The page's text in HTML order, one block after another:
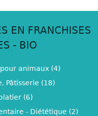
EN FRANCHISES
- BIO
animaux (4)
Pâtisserie (18)
(6)
- Diététique (2)